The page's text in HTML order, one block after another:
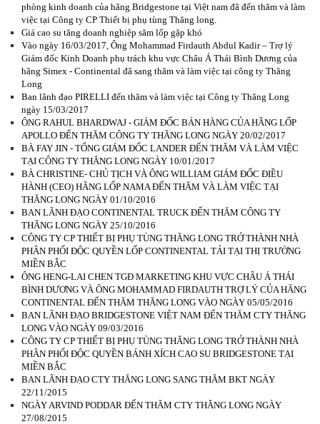
phòng kinh doanh của hãng Bridgestone tại Việt nam đã đến thăm và làm
việc tại Công ty CP Thiết bị phụ tùng Thăng long.
Giá cao su tăng doanh nghiệp săm lốp gặp khó
Vào ngày 16/03/2017, Ông Mohammad Firdauth Abdul Kadir – Trợ lý
Giám đốc Kinh Doanh phụ trách khu vực Châu Á Thái Bình Dương của
hãng Simex - Continental đã sang thăm và làm việc tại công ty Thăng
Long
Ban lãnh đạo PIRELLI đến thăm và làm việc tại Công ty Thăng Long
ngày 15/03/2017
ÔNG RAHUL BHARDWAJ - GIÁM ĐỐC BÁN HÀNG CỦA HÃNG LỐP
APOLLO ĐẾN THĂM CÔNG TY THĂNG LONG NGÀY 20/02/2017
BÀ FAY JIN - TỔNG GIÁM ĐỐC LANDER ĐẾN THĂM VÀ LÀM VIỆC
TẠI CÔNG TY THĂNG LONG NGÀY 10/01/2017
BÀ CHRISTINE- CHỦ TỊCH VÀ ÔNG WILLIAM GIÁM ĐỐC ĐIỀU
HÀNH (CEO) HÃNG LỐP NAMA ĐẾN THĂM VÀ LÀM VIỆC TẠI
THĂNG LONG NGÀY 01/10/2016
BAN LÃNH ĐẠO CONTINENTAL TRUCK ĐẾN THĂM CÔNG TY
THĂNG LONG NGÀY 25/10/2016
CÔNG TY CP THIẾT BỊ PHỤ TÙNG THĂNG LONG TRỞ THÀNH NHÀ
PHÂN PHỐI ĐỘC QUYỀN LỐP CONTINENTAL TẢI TẠI THỊ TRƯỜNG
MIỀN BẮC
ÔNG HENG-LAI CHEN TGĐ MARKETING KHU VỰC CHÂU Á THÁI
BÌNH DƯƠNG VÀ ÔNG MOHAMMAD FIRDAUTH TRỢ LÝ CỦA HÃNG
CONTINENTAL ĐẾN THĂM THĂNG LONG VÀO NGÀY 05/05/2016
BAN LÃNH ĐẠO BRIDGESTONE VIỆT NAM ĐẾN THĂM CTY THĂNG
LONG VÀO NGÀY 09/03/2016
CÔNG TY CP THIẾT BỊ PHỤ TÙNG THĂNG LONG TRỞ THÀNH NHÀ
PHÂN PHỐI ĐỘC QUYỀN BÁNH XÍCH CAO SU BRIDGESTONE TẠI
MIỀN BẮC
BAN LÃNH ĐẠO CTY THĂNG LONG SANG THĂM BKT NGÀY
22/11/2015
NGÀY ARVIND PODDAR ĐẾN THĂM CTY THĂNG LONG NGÀY
27/08/2015